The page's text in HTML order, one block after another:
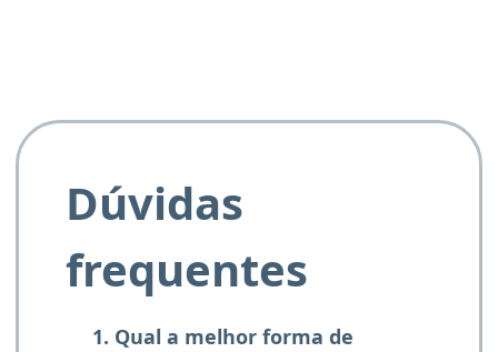
Dúvidas
frequentes
1. Qual a melhor forma de